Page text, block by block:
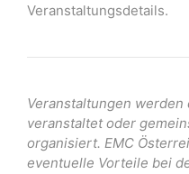
Veranstaltungsdetails.
Veranstaltungen werden
veranstaltet oder
organisiert. EMC
eventuelle Vorteile bei